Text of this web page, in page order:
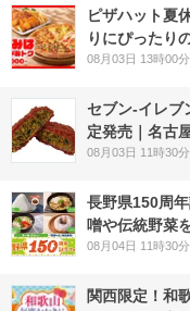
ピザハット夏
りにぴったり
08月03日 13時00分
セブン-イレブ
定発売｜名古
08月03日 11時30分
長野県150周
噌や伝統野菜
08月04日 11時30分
関西限定！和